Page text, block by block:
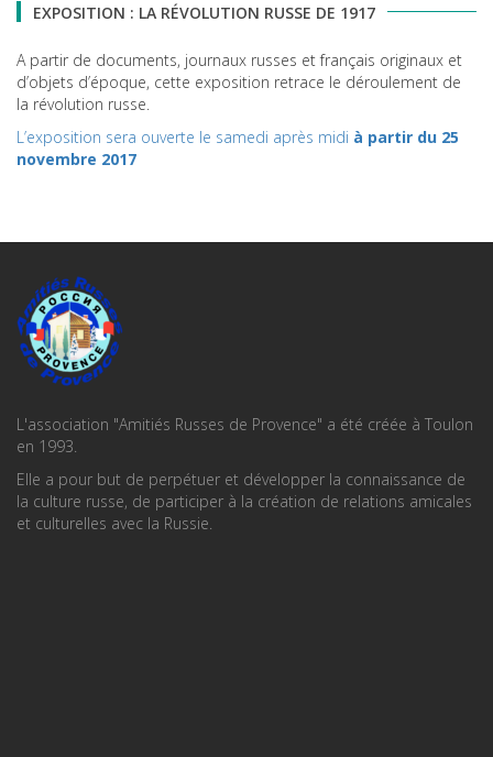
EXPOSITION : LA RÉVOLUTION RUSSE DE 1917
A partir de documents, journaux russes et français originaux et
d’objets d’époque, cette exposition retrace le déroulement de
la révolution russe.
L’exposition sera ouverte le samedi après midi à partir du 25
novembre 2017
L'association "Amitiés Russes de Provence" a été créée à Toulon
en 1993.
Elle a pour but de perpétuer et développer la connaissance de
la culture russe, de participer à la création de relations amicales
et culturelles avec la Russie.